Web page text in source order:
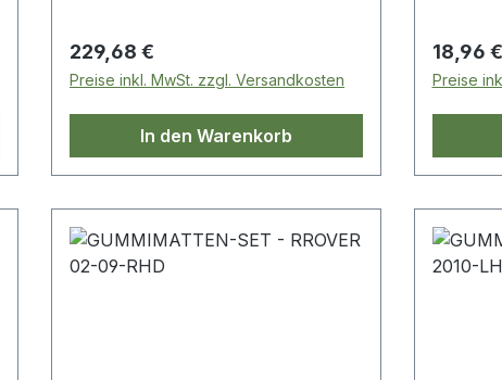
Regulärer Preis:
229,68 €
Preise inkl. MwSt. zzgl. Versandkosten
In den Warenkorb
18,96 €
Preise